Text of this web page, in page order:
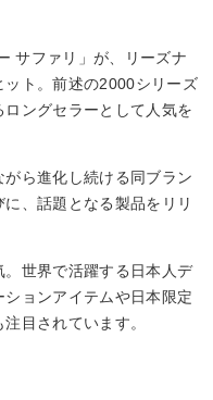
サファリ」が、リーズナ
ット。前述の2000シリーズ
ングセラーとして人気を
ら進化し続ける同ブラン
、話題となる製品をリリ
。世界で活躍する日本人デ
ョンアイテムや日本限定
目されています。